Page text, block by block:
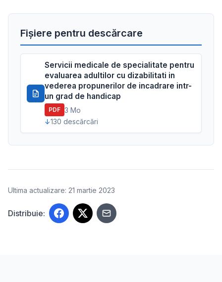
Fișiere pentru descărcare
Servicii medicale de specialitate pentru
evaluarea adultilor cu dizabilitati in
vederea propunerilor de incadrare intr-
un grad de handicap
PDF 3 Mo
130 descărcări
Ultima actualizare: 21 martie 2023
Distribuie: